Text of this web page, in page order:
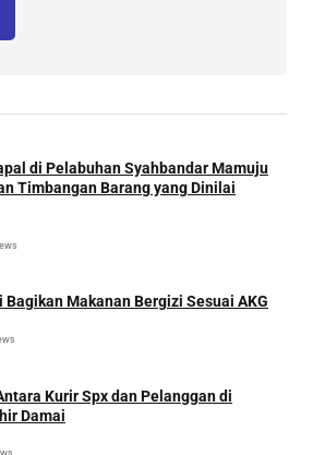
di Pelabuhan Syahbandar Mamuju
Timbangan Barang yang Dinilai
Bagikan Makanan Bergizi Sesuai AKG
Kurir Spx dan Pelanggan di
Damai